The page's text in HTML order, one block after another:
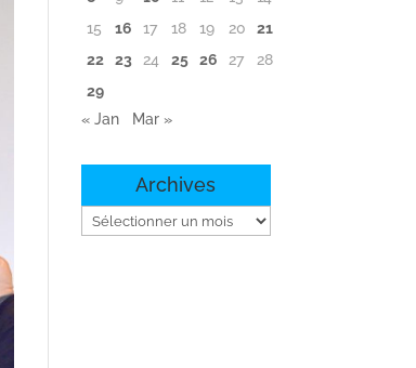
15
16 17 18 19 20
21
22
23 24 25 26 27
28
29
« Jan
Mar »
Archives
Archives